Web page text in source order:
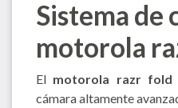
Sistema de
motorola
El motorola razr fold
cámara altamente